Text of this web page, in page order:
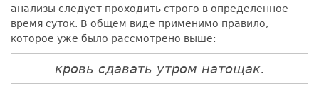
анализы следует проходить строго в определенное
время суток. В общем виде применимо правило,
которое уже было рассмотрено выше:
кровь сдавать утром натощак.